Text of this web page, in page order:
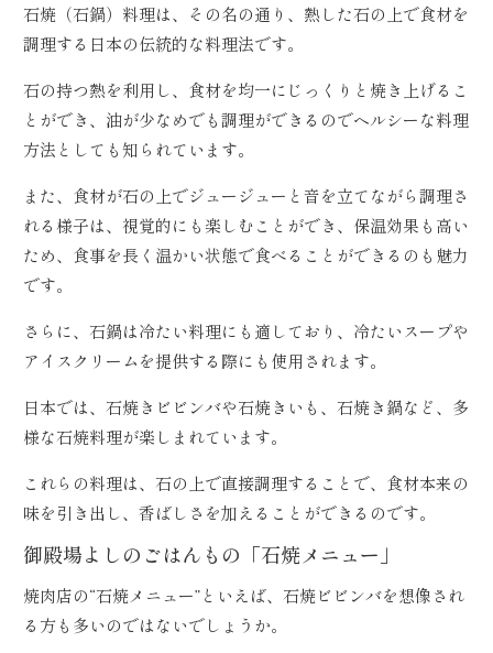
石焼（石鍋）料理は、その名の通り、熱した石の上で食材を
調理する日本の伝統的な料理法です。
石の持つ熱を利用し、食材を均一にじっくりと焼き上げるこ
とができ、油が少なめでも調理ができるのでヘルシーな料理
方法としても知られています。
また、食材が石の上でジュージューと音を立てながら調理さ
れる様子は、視覚的にも楽しむことができ、保温効果も高い
ため、食事を長く温かい状態で食べることができるのも魅力
です。
さらに、石鍋は冷たい料理にも適しており、冷たいスープや
アイスクリームを提供する際にも使用されます。
日本では、石焼きビビンバや石焼きいも、石焼き鍋など、多
様な石焼料理が楽しまれています。
これらの料理は、石の上で直接調理することで、食材本来の
味を引き出し、香ばしさを加えることができるのです。
御殿場よしのごはんもの「石焼メニュー」
焼肉店の“石焼メニュー”といえば、石焼ビビンバを想像され
る方も多いのではないでしょうか。